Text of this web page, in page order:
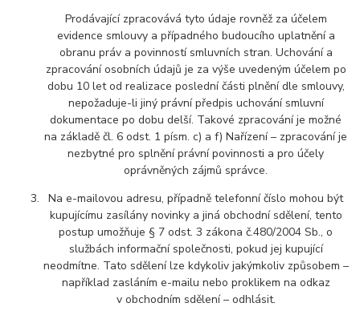
Prodávající zpracovává tyto údaje rovněž za účelem
evidence smlouvy a případného budoucího uplatnění a
obranu práv a povinností smluvních stran. Uchování a
zpracování osobních údajů je za výše uvedeným účelem po
dobu 10 let od realizace poslední části plnění dle smlouvy,
nepožaduje-li jiný právní předpis uchování smluvní
dokumentace po dobu delší. Takové zpracování je možné
na základě čl. 6 odst. 1 písm. c) a f) Nařízení – zpracování je
nezbytné pro splnění právní povinnosti a pro účely
oprávněných zájmů správce.
Na e-mailovou adresu, případně telefonní číslo mohou být
kupujícímu zasílány novinky a jiná obchodní sdělení, tento
postup umožňuje § 7 odst. 3 zákona č.480/2004 Sb., o
službách informační společnosti, pokud jej kupující
neodmítne. Tato sdělení lze kdykoliv jakýmkoliv způsobem –
například zasláním e-mailu nebo proklikem na odkaz
v obchodním sdělení – odhlásit.